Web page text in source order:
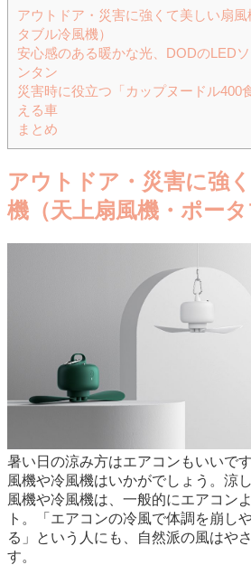
アウトドア・災害に強くて美しい扇
タブル冷風機）
安心感のある暖かな光、DODのLED
ンタン
災害時に役立つ「カップヌードル400
える車
まとめ
アウトドア・災害に強
機（天上扇風機・ポータ
暑い日の涼み方はエアコンもいいで
風機や冷風機はいかがでしょう。涼
風機や冷風機は、一般的にエアコン
ト。「エアコンの冷風で体調を崩し
る」という人にも、自然派の風はや
す。